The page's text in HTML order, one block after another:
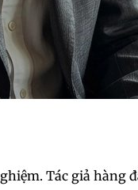
Tác giả hàng